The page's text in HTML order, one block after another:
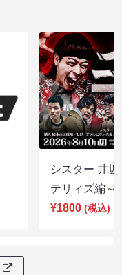
シスター 井
テリィズ編
¥1800 (税込)